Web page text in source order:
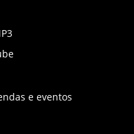
e eventos